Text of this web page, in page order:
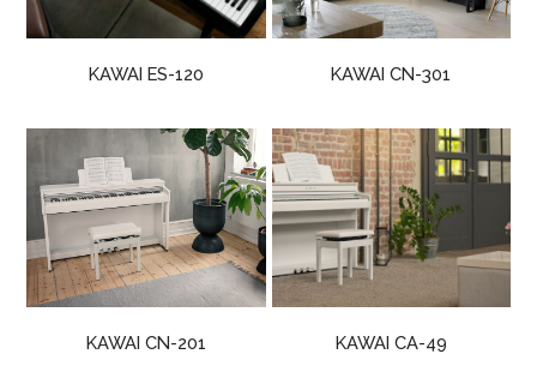
KAWAI ES-120 KAWAI CN-301
KAWAI CN-201 KAWAI CA-49